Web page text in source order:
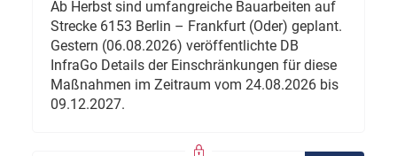
Ab Herbst sind umfangreiche Bauarbeiten auf
Strecke 6153 Berlin – Frankfurt (Oder) geplant.
Gestern (06.08.2026) veröffentlichte DB
InfraGo Details der Einschränkungen für diese
Maßnahmen im Zeitraum vom 24.08.2026 bis
09.12.2027.